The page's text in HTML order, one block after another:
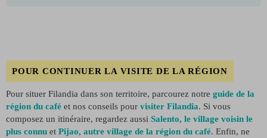
POUR CONTINUER LA VISITE DE LA RÉGION
Pour situer Filandia dans son territoire, parcourez notre guide de la
région du café et nos conseils pour visiter Filandia. Si vous
composez un itinéraire, regardez aussi Salento, le village voisin le
plus connu et Pijao, autre village de la région du café. Enfin, ne